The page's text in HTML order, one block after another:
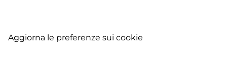
Aggiorna le preferenze sui cookie